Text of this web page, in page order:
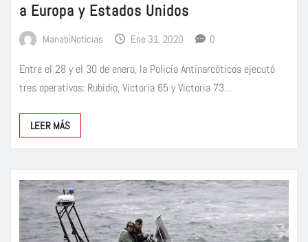
a Europa y Estados Unidos
ManabiNoticias Ene 31, 2020 0
Entre el 28 y el 30 de enero, la Policía Antinarcóticos ejecutó
tres operativos: Rubidio, Victoria 65 y Victoria 73…
LEER MÁS